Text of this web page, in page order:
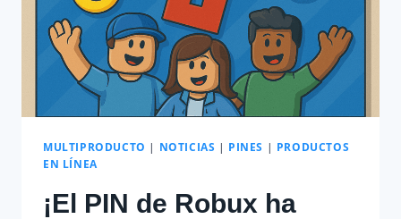
MULTIPRODUCTO | NOTICIAS | PINES | PRODUCTOS
EN LÍNEA
¡El PIN de Robux ha